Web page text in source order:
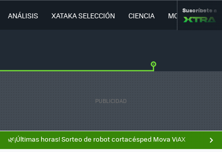
ANÁLISIS XATAKA SELECCIÓN CIENCIA MOVILIDAD
Suscríbete a
🌿¡Últimas horas! Sorteo de robot cortacésped Mova ViAX